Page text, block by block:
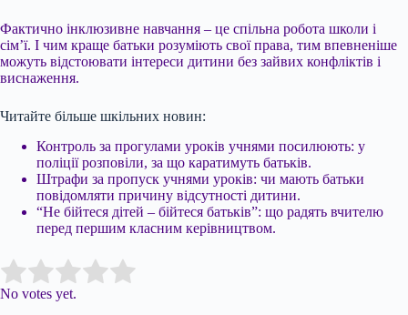
Фактично інклюзивне навчання – це спільна робота школи і
сім’ї. І чим краще батьки розуміють свої права, тим впевненіше
можуть відстоювати інтереси дитини без зайвих конфліктів і
виснаження.
Читайте більше шкільних новин:
Контроль за прогулами уроків учнями посилюють: у
поліції розповіли, за що каратимуть батьків.
Штрафи за пропуск учнями уроків: чи мають батьки
повідомляти причину відсутності дитини.
“Не бійтеся дітей – бійтеся батьків”: що радять вчителю
перед першим класним керівництвом.
Rate this item:
No votes yet.